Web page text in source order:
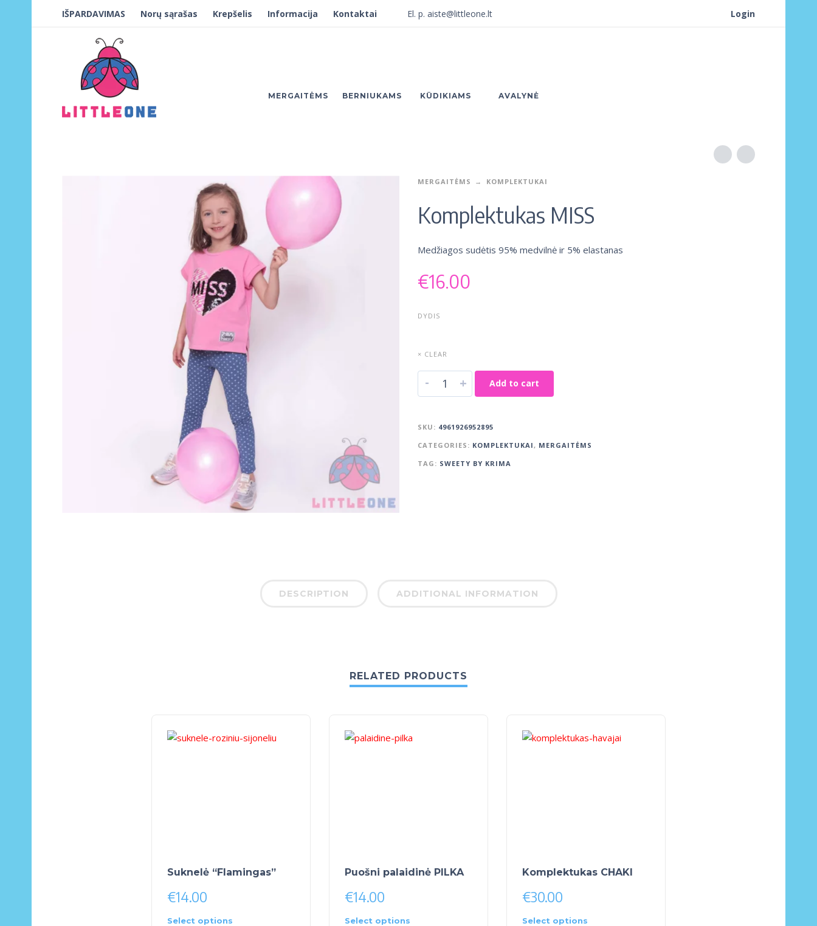
IŠPARDAVIMAS Norų sąrašas Krepšelis Informacija Kontaktai El. p. aiste@littleone.lt Login
MERGAITĖMS BERNIUKAMS KŪDIKIAMS AVALYNĖ
MERGAITĖMS KOMPLEKTUKAI
Komplektukas MISS
Medžiagos sudėtis 95% medvilnė ir 5% elastanas
€16.00
DYDIS
× CLEAR
- + Add to cart
SKU: 4961926952895
CATEGORIES: KOMPLEKTUKAI, MERGAITĖMS
TAG: SWEETY BY KRIMA
DESCRIPTION ADDITIONAL INFORMATION
RELATED PRODUCTS
Suknelė “Flamingas”
€14.00
Select options
Puošni palaidinė PILKA
€14.00
Select options
Komplektukas CHAKI
€30.00
Select options